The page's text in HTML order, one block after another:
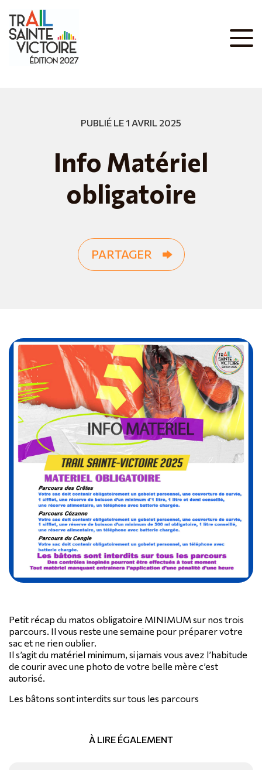
PUBLIÉ LE 1 AVRIL 2025
Info Matériel
obligatoire
PARTAGER
Petit récap du matos obligatoire MINIMUM sur nos trois
parcours. Il vous reste une semaine pour préparer votre
sac et ne rien oublier.
Il s’agit du matériel minimum, si jamais vous avez l’habitude
de courir avec une photo de votre belle mère c’est
autorisé.
Les bâtons sont interdits sur tous les parcours
À LIRE ÉGALEMENT